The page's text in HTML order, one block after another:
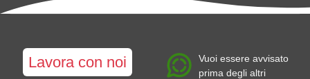
Lavora con noi
Vuoi essere avvisato
prima degli altri